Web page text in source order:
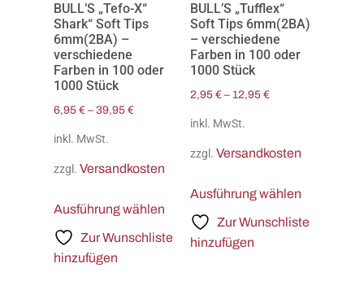
BULL’S „Tefo-X“
Shark“ Soft Tips
6mm(2BA) –
verschiedene
Farben in 100 oder
1000 Stück
6,95 € – 39,95 €
inkl. MwSt.
zzgl. Versandkosten
Ausführung wählen
Zur Wunschliste
hinzufügen
BULL’S „Tufflex“
Soft Tips 6mm(2BA)
– verschiedene
Farben in 100 oder
1000 Stück
2,95 € – 12,95 €
inkl. MwSt.
zzgl. Versandkosten
Ausführung wählen
Zur Wunschliste
hinzufügen